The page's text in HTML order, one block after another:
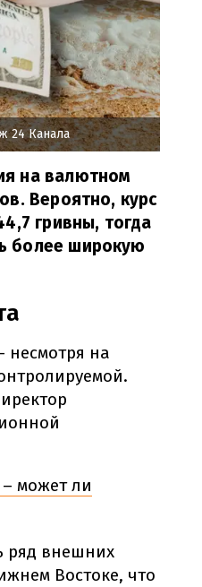
24 Канала
на валютном
Вероятно, курс
гривны, тогда
более широкую
несмотря на
может ли
ряд внешних
Востоке, что